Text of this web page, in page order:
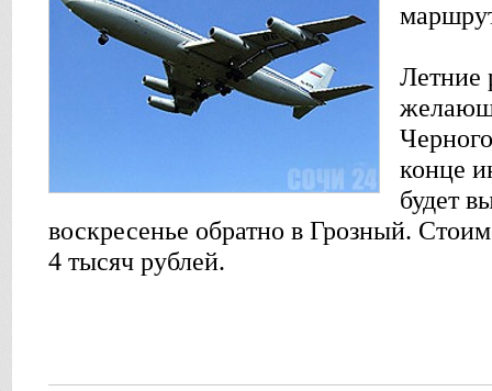
Летние
конце
будет
воскресенье обратно в Грозный.
4 тысяч рублей.